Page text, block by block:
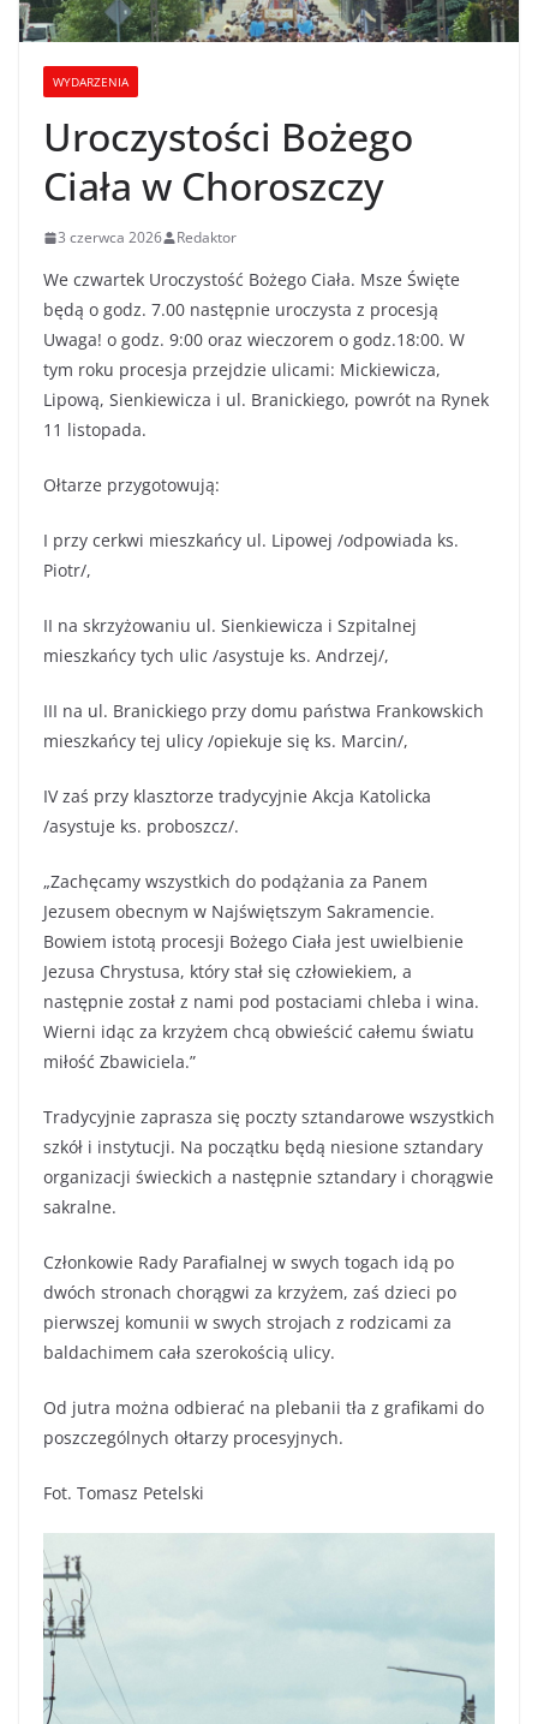
WYDARZENIA
Uroczystości Bożego
Ciała w Choroszczy
3 czerwca 2026 Redaktor
We czwartek Uroczystość Bożego Ciała. Msze Święte
będą o godz. 7.00 następnie uroczysta z procesją
Uwaga! o godz. 9:00 oraz wieczorem o godz.18:00. W
tym roku procesja przejdzie ulicami: Mickiewicza,
Lipową, Sienkiewicza i ul. Branickiego, powrót na Rynek
11 listopada.
Ołtarze przygotowują:
I przy cerkwi mieszkańcy ul. Lipowej /odpowiada ks.
Piotr/,
II na skrzyżowaniu ul. Sienkiewicza i Szpitalnej
mieszkańcy tych ulic /asystuje ks. Andrzej/,
III na ul. Branickiego przy domu państwa Frankowskich
mieszkańcy tej ulicy /opiekuje się ks. Marcin/,
IV zaś przy klasztorze tradycyjnie Akcja Katolicka
/asystuje ks. proboszcz/.
„Zachęcamy wszystkich do podążania za Panem
Jezusem obecnym w Najświętszym Sakramencie.
Bowiem istotą procesji Bożego Ciała jest uwielbienie
Jezusa Chrystusa, który stał się człowiekiem, a
następnie został z nami pod postaciami chleba i wina.
Wierni idąc za krzyżem chcą obwieścić całemu światu
miłość Zbawiciela.”
Tradycyjnie zaprasza się poczty sztandarowe wszystkich
szkół i instytucji. Na początku będą niesione sztandary
organizacji świeckich a następnie sztandary i chorągwie
sakralne.
Członkowie Rady Parafialnej w swych togach idą po
dwóch stronach chorągwi za krzyżem, zaś dzieci po
pierwszej komunii w swych strojach z rodzicami za
baldachimem cała szerokością ulicy.
Od jutra można odbierać na plebanii tła z grafikami do
poszczególnych ołtarzy procesyjnych.
Fot. Tomasz Petelski